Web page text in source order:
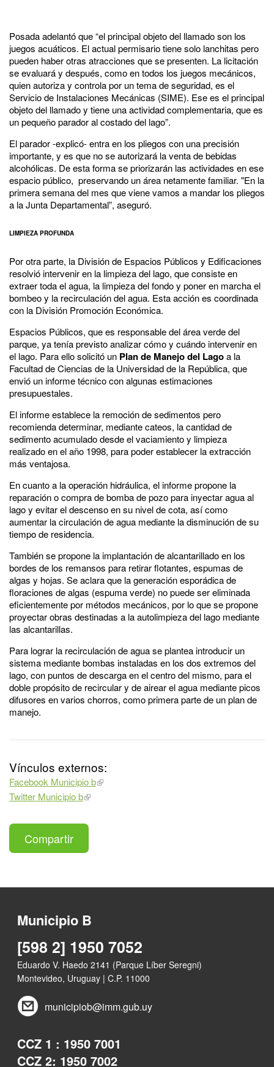
Posada adelantó que “el principal objeto del llamado son los
juegos acuáticos. El actual permisario tiene solo lanchitas pero
pueden haber otras atracciones que se presenten. La licitación
se evaluará y después, como en todos los juegos mecánicos,
quien autoriza y controla por un tema de seguridad, es el
Servicio de Instalaciones Mecánicas (SIME). Ese es el principal
objeto del llamado y tiene una actividad complementaria, que es
un pequeño parador al costado del lago”.
El parador -explicó- entra en los pliegos con una precisión
importante, y es que no se autorizará la venta de bebidas
alcohólicas. De esta forma se priorizarán las actividades en ese
espacio público, preservando un área netamente familiar. "En la
primera semana del mes que viene vamos a mandar los pliegos
a la Junta Departamental”, aseguró.
LIMPIEZA PROFUNDA
Por otra parte, la División de Espacios Públicos y Edificaciones
resolvió intervenir en la limpieza del lago, que consiste en
extraer toda el agua, la limpieza del fondo y poner en marcha el
bombeo y la recirculación del agua. Esta acción es coordinada
con la División Promoción Económica.
Espacios Públicos, que es responsable del área verde del
parque, ya tenía previsto analizar cómo y cuándo intervenir en
el lago. Para ello solicitó un Plan de Manejo del Lagoa la
Facultad de Ciencias de la Universidad de la República, que
envió un informe técnico con algunas estimaciones
presupuestales.
El informe establece la remoción de sedimentos pero
recomienda determinar, mediante cateos, la cantidad de
sedimento acumulado desde el vaciamiento y limpieza
realizado en el año 1998, para poder establecer la extracción
más ventajosa.
En cuanto a la operación hidráulica, el informe propone la
reparación o compra de bomba de pozo para inyectar agua al
lago y evitar el descenso en su nivel de cota, así como
aumentar la circulación de agua mediante la disminución de su
tiempo de residencia.
También se propone la implantación de alcantarillado en los
bordes de los remansos para retirar flotantes, espumas de
algas y hojas. Se aclara que la generación esporádica de
floraciones de algas (espuma verde) no puede ser eliminada
eficientemente por métodos mecánicos, por lo que se propone
proyectar obras destinadas a la autolimpieza del lago mediante
las alcantarillas.
Para lograr la recirculación de agua se plantea introducir un
sistema mediante bombas instaladas en los dos extremos del
lago, con puntos de descarga en el centro del mismo, para el
doble propósito de recircular y de airear el agua mediante picos
difusores en varios chorros, como primera parte de un plan de
manejo.
Vínculos externos:
Facebook Municipio b
Twitter Municipio b
Compartir
Municipio B
[598 2] 1950 7052
Eduardo V. Haedo 2141 (Parque Líber Seregni)
Montevideo, Uruguay | C.P. 11000
municipiob@imm.gub.uy
CCZ 1 : 1950 7001
CCZ 2: 1950 7002